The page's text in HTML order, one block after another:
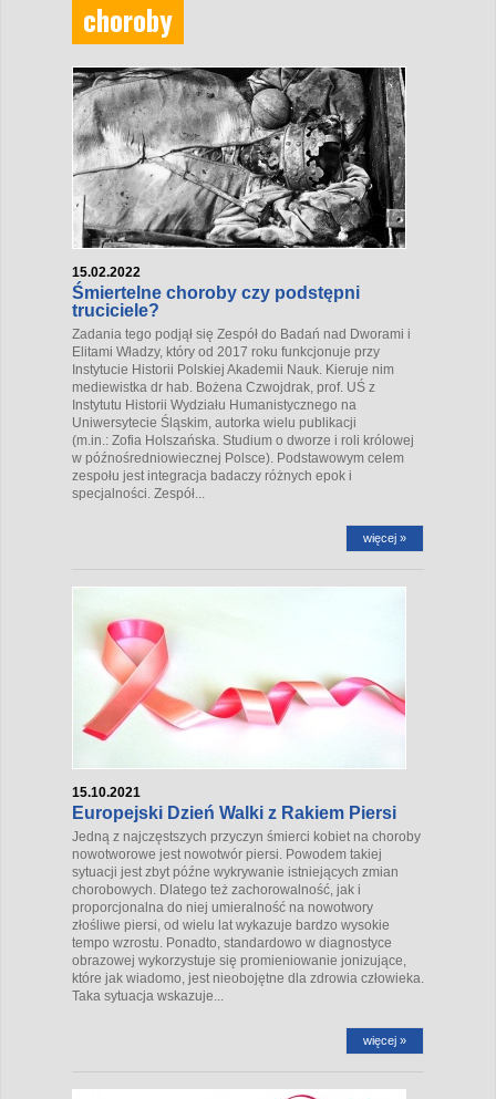
choroby
15.02.2022
Śmiertelne choroby czy podstępni
truciciele?
Zadania tego podjął się Zespół do Badań nad Dworami i
Elitami Władzy, który od 2017 roku funkcjonuje przy
Instytucie Historii Polskiej Akademii Nauk. Kieruje nim
mediewistka dr hab. Bożena Czwojdrak, prof. UŚ z
Instytutu Historii Wydziału Humanistycznego na
Uniwersytecie Śląskim, autorka wielu publikacji
(m.in.: Zofia Holszańska. Studium o dworze i roli królowej
w późnośredniowiecznej Polsce). Podstawowym celem
zespołu jest integracja badaczy różnych epok i
specjalności. Zespół...
więcej »
15.10.2021
Europejski Dzień Walki z Rakiem Piersi
Jedną z najczęstszych przyczyn śmierci kobiet na choroby
nowotworowe jest nowotwór piersi. Powodem takiej
sytuacji jest zbyt późne wykrywanie istniejących zmian
chorobowych. Dlatego też zachorowalność, jak i
proporcjonalna do niej umieralność na nowotwory
złośliwe piersi, od wielu lat wykazuje bardzo wysokie
tempo wzrostu. Ponadto, standardowo w diagnostyce
obrazowej wykorzystuje się promieniowanie jonizujące,
które jak wiadomo, jest nieobojętne dla zdrowia człowieka.
Taka sytuacja wskazuje...
więcej »